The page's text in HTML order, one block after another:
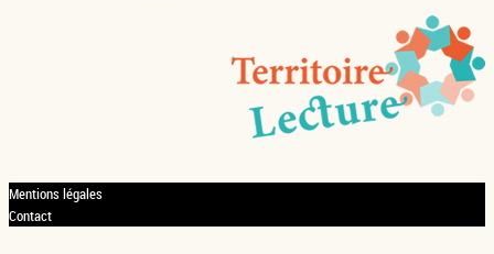
Mentions légales
Contact